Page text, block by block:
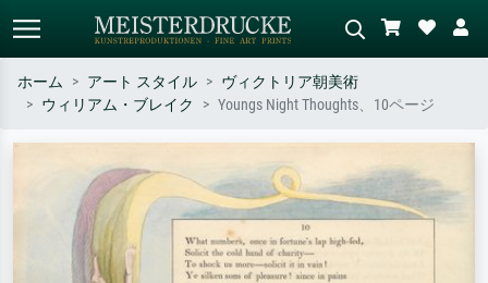
– 例：モネ、星月夜、印象派、北
斎の波、ヌード。
緑の草原、赤の多い抽象画、暗い
油絵、木のそばの立ち姿のヌー
ド。
ホーム アート スタイル
ヴィクトリア朝美術
ウィリアム・ブレイク
Youngs Night Thoughts、10ページ